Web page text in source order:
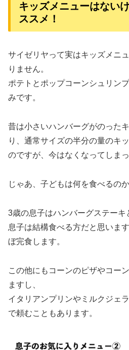
キッズメニューはない
ススメ！
サイゼリヤって実はキッズメニ
りません。
ポテトとポップコーンシュリン
みです。
昔は小さいハンバーグがのった
り、通常サイズの半分の量のキ
のですが、今はなくなってしまっ
じゃあ、子どもは何を食べるの
3歳の息子はハンバーグステーキ
息子は結構食べる方だと思いま
ぼ完食します。
この他にもコーンのピザやコー
ますし、
イタリアンプリンやミルクジェ
で頼むこともあります。